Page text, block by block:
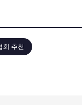
회 추천